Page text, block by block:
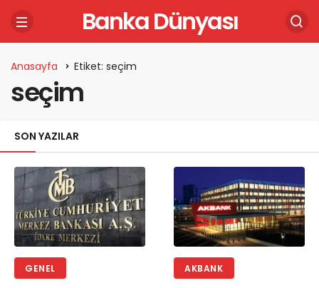
Banka Dünyası
Anasayfa Etiket: seçim
seçim
SON YAZILAR
GENEL AKBANK